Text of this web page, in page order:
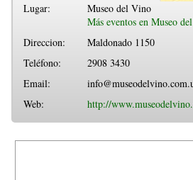
Lugar:
Museo del Vino
Más eventos en Museo
Direccion:
Maldonado 1150
Teléfono:
2908 3430
Email:
Web:
http://